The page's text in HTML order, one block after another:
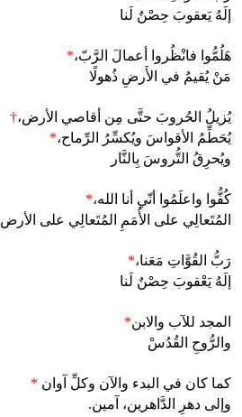
إلَهُ يَعقوبَ حِصْنٌ لَنا
هَلُمُّوا فانْظُروا أعمالَ الرَّبّ،*
مَنْ يُقيمُ في الأَرضِ ذُهولًا
يُزيلُ الحُروبَ حتَّى مِن أقاصي الأرض،†
يُحَطِّمُ الأقواسَ ويُكسِّرُ الرِّماح،*
ويُحرِقُ التُّروسَ بِالنَّار
كُفُّوا واعلَمُوا أنّي أنا الله،*
المُتَعالِي على الأُمَمِ المُتَعالِي على الأرض
رَبُّ القُوَّاتِ مَعَنا،*
إلَهُ يَعْقوبَ حِصْنٌ لَنا
المجد للآب والابن*
والرُّوحِ القُدُسْ
كما كان في البدء والآن وكلِّ آوان *
وإلى دهرِ الدَّاهرين، آمين.